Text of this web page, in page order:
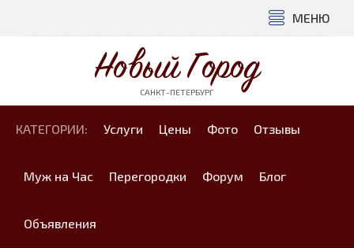
МЕНЮ
Новый Город
САНКТ-ПЕТЕРБУРГ
КАТЕГОРИИ: Услуги Цены Фото Отзывы
Муж на Час Перегородки Форум Блог
Объявления